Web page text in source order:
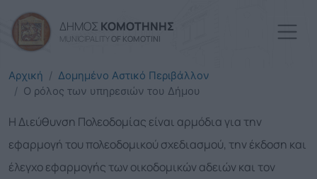
ΔΗΜΟΣ ΚΟΜΟΤΗΝΗΣ
MUNICIPALITY OF KOMOTINI
Αρχική
Δομημένο Αστικό Περιβάλλον
Ο ρόλος των υπηρεσιών του Δήμου
Η Διεύθυνση Πολεοδομίας είναι αρμόδια για την
εφαρμογή του πολεοδομικού σχεδιασμού, την έκδοση και
έλεγχο εφαρμογής των οικοδομικών αδειών και τον